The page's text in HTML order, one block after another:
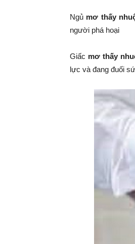
Ngủ mơ thấy
người phá hoại
Giấc mơ thấy
lực và đang đuối